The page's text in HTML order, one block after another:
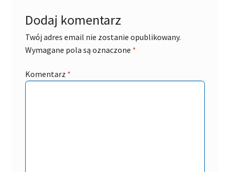
Dodaj komentarz
Twój adres email nie zostanie opublikowany.
Wymagane pola są oznaczone *
Komentarz *